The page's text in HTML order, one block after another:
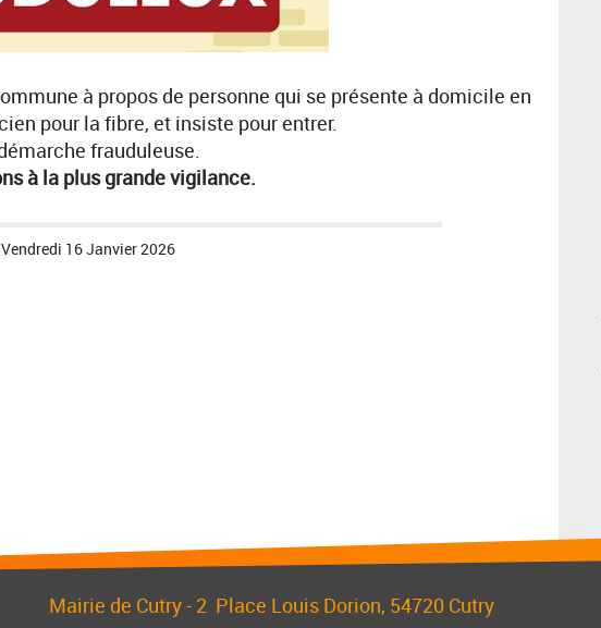
à propos de personne qui se présente à domicile en
pour la fibre, et insiste pour entrer.
frauduleuse.
à la plus grande vigilance.
Vendredi 16 Janvier 2026
Mairie de Cutry - 2 Place Louis Dorion, 54720 Cutry